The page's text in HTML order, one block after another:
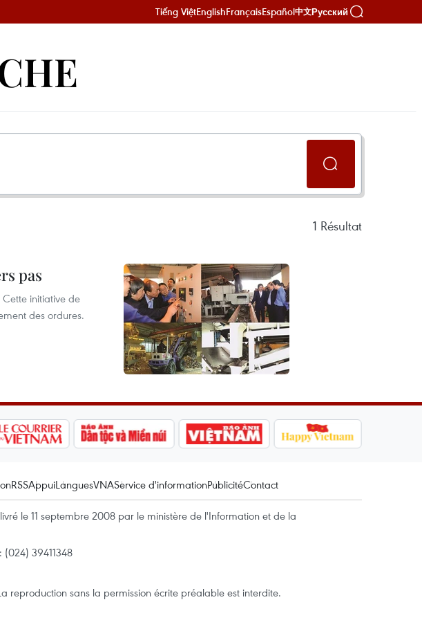
Tiếng ViệtEnglishFrançaisEspañol中文Русский
1 Résultat
pas
initiative de
des ordures.
RSSAppuiLanguesVNAService d'informationPublicitéContact
le 11 septembre 2008 par le ministère de l'Information et de la
(024) 39411348
reproduction sans la permission écrite préalable est interdite.